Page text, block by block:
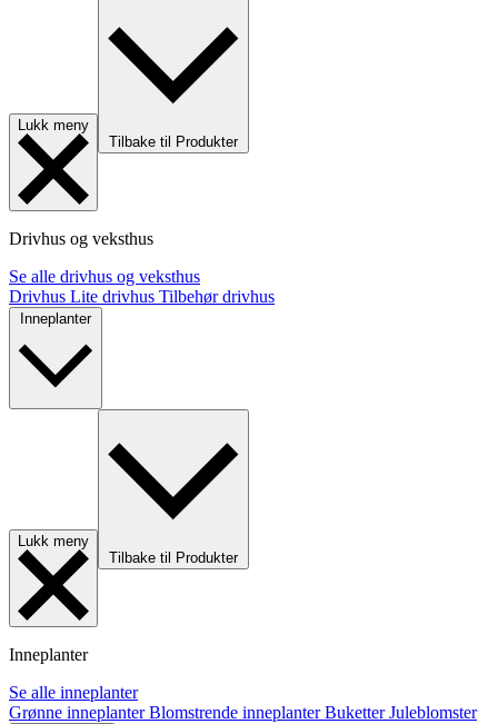
Lukk meny
Tilbake til Produkter
Drivhus og veksthus
Se alle drivhus og veksthus
Drivhus Lite drivhus Tilbehør drivhus
Inneplanter
Lukk meny
Tilbake til Produkter
Inneplanter
Se alle inneplanter
Grønne inneplanterBlomstrende inneplanterBuketterJuleblomster